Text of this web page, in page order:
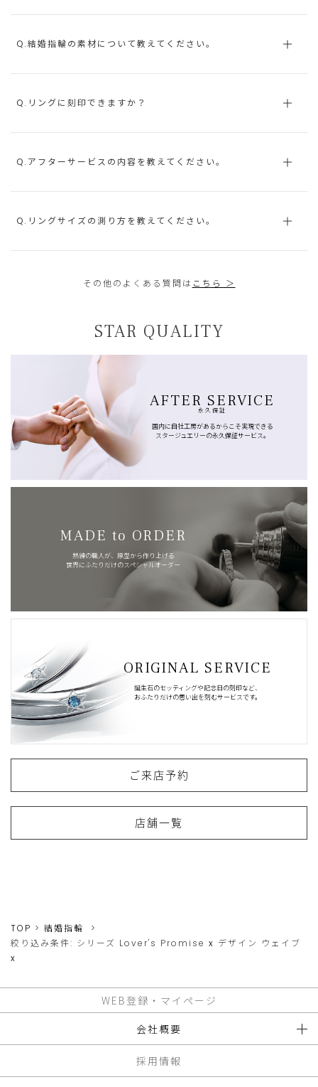
Q.結婚指輪の素材について教えてください。
Q.リングに刻印できますか？
Q.アフターサービスの内容を教えてください。
Q.リングサイズの測り方を教えてください。
その他のよくある質問は こちら ＞
STAR QUALITY
AFTER SERVICE
永久保証
国内に自社工房があるからこそ実現できる
スタージュエリーの永久保証サービス。
MADE to ORDER
熟練の職人が、原型から作り上げる
世界にふたりだけのスペシャルオーダー
ORIGINAL SERVICE
誕生石のセッティングや記念日の刻印など、
おふたりだけの思い出を刻むサービスです。
ご来店予約
店舗一覧
TOP
結婚指輪
絞り込み条件: シリーズ Lover's Promise x デザイン ウェイブ
x
WEB登録・マイページ
会社概要
採用情報